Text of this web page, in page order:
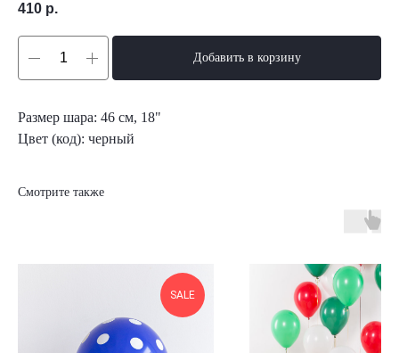
410 р.
Добавить в корзину
Размер шара: 46 см, 18"
Цвет (код): черный
Смотрите также
SALE